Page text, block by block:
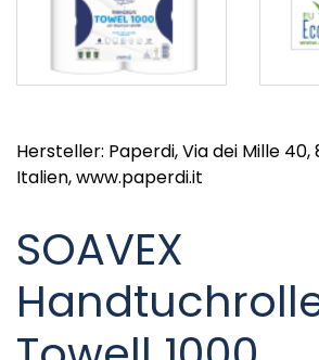
Hersteller: Paperdi, Via dei Mille 40,
Italien, www.paperdi.it
SOAVEX